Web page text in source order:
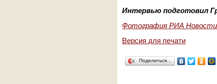
Интервью подготовил
Фотография РИА Новости
Версия для печати
Поделиться…